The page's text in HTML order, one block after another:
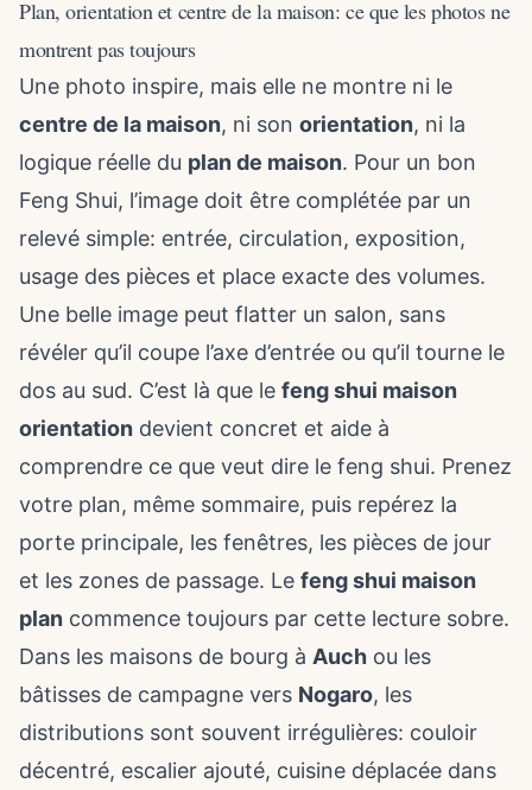
Plan, orientation et centre de la maison: ce que les photos ne
montrent pas toujours
Une photo inspire, mais elle ne montre ni le
centre de la maison, ni son orientation, ni la
logique réelle du plan de maison. Pour un bon
Feng Shui, l’image doit être complétée par un
relevé simple: entrée, circulation, exposition,
usage des pièces et place exacte des volumes.
Une belle image peut flatter un salon, sans
révéler qu’il coupe l’axe d’entrée ou qu’il tourne le
dos au sud. C’est là que le feng shui maison
orientation devient concret et aide à
comprendre ce que veut dire le feng shui. Prenez
votre plan, même sommaire, puis repérez la
porte principale, les fenêtres, les pièces de jour
et les zones de passage. Le feng shui maison
plan commence toujours par cette lecture sobre.
Dans les maisons de bourg à Auch ou les
bâtisses de campagne vers Nogaro, les
distributions sont souvent irrégulières: couloir
décentré, escalier ajouté, cuisine déplacée dans